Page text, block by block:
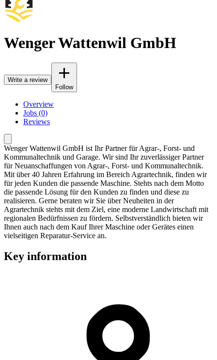
Wenger Wattenwil GmbH
Write a review
Follow
Overview
Jobs (0)
Reviews
Wenger Wattenwil GmbH ist Ihr Partner für Agrar-, Forst- und
Kommunaltechnik und Garage. Wir sind Ihr zuverlässiger Partner
für Neuanschaffungen von Agrar-, Forst- und Kommunaltechnik.
Mit über 40 Jahren Erfahrung im Bereich Agrartechnik, finden wir
für jeden Kunden die passende Maschine. Stehts nach dem Motto
die passende Lösung für den Kunden zu finden und diese zu
realisieren. Gerne beraten wir Sie über Neuheiten in der
Agrartechnik stehts mit dem Ziel, eine moderne Landwirtschaft mit
regionalen Bedürfnissen zu fördern. Selbstverständlich bieten wir
Ihnen auch nach dem Kauf Ihrer Maschine oder Gerätes einen
vielseitigen Reparatur-Service an.
Key information